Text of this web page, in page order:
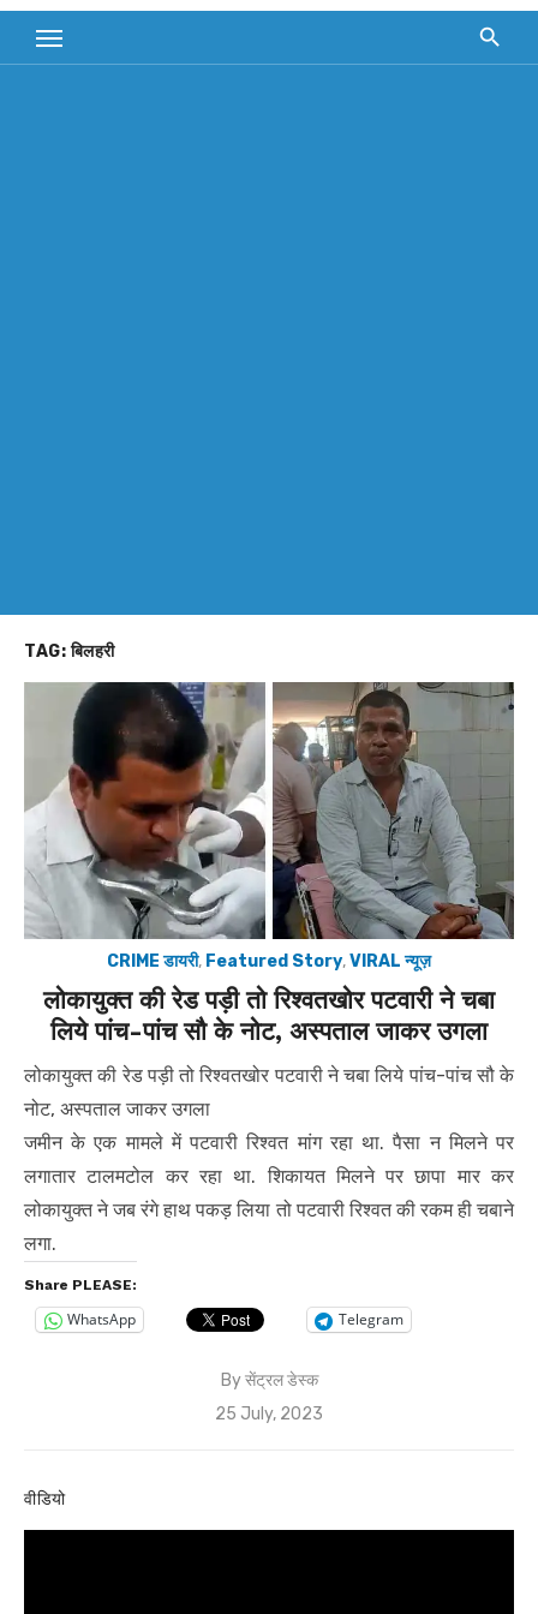
TAG:बिलहरी
CRIME डायरी, Featured Story,VIRAL न्यूज़
लोकायुक्त की रेड पड़ी तो रिश्वतखोर पटवारी ने चबा
लिये पांच-पांच सौ के नोट, अस्पताल जाकर उगला
लोकायुक्त की रेड पड़ी तो रिश्वतखोर पटवारी ने चबा लिये पांच-पांच सौ के
नोट, अस्पताल जाकर उगला
जमीन के एक मामले में पटवारी रिश्वत मांग रहा था. पैसा न मिलने पर
लगातार टालमटोल कर रहा था. शिकायत मिलने पर छापा मार कर
लोकायुक्त ने जब रंगे हाथ पकड़ लिया तो पटवारी रिश्वत की रकम ही चबाने
लगा.
Share PLEASE:
WhatsApp Telegram
Byसेंट्रल डेस्क
Posted
25 July, 2023
वीडियो